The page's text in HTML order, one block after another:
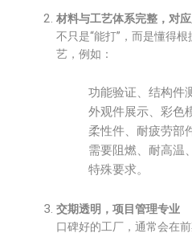
材料与工艺体系完整，对
不只是“能打”，而是懂得
艺，例如：
功能验证、结构件
外观件展示、彩色
柔性件、耐疲劳部
需要阻燃、耐高温
特殊要求。
交期透明，项目管理专业
口碑好的工厂，通常会在